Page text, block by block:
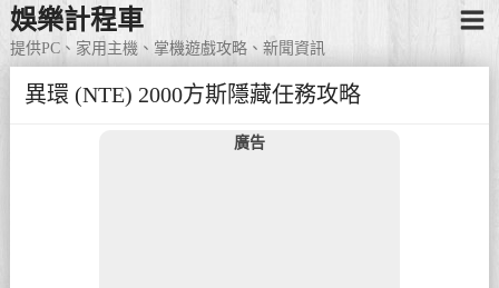
娛樂計程車
提供PC、家用主機、掌機遊戲攻略、新聞資訊
異環 (NTE) 2000方斯隱藏任務攻略
廣告